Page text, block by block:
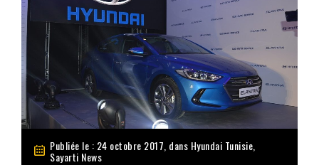
Publiée le : 24 octobre 2017, dans Hyundai Tunisie
Sayarti News